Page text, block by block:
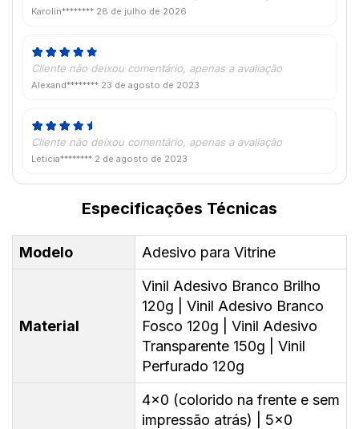
Karolin******** 28 de julho de 2026
Cliente não deixou comentário, apenas a avaliação
Alexand******** 23 de agosto de 2023
Cliente não deixou comentário, apenas a avaliação
Leticia******** 2 de agosto de 2023
Especificações Técnicas
Modelo Adesivo para Vitrine
Material
Vinil Adesivo Branco Brilho
120g | Vinil Adesivo Branco
Fosco 120g | Vinil Adesivo
Transparente 150g | Vinil
Perfurado 120g
4x0 (colorido na frente e sem
impressão atrás) | 5x0